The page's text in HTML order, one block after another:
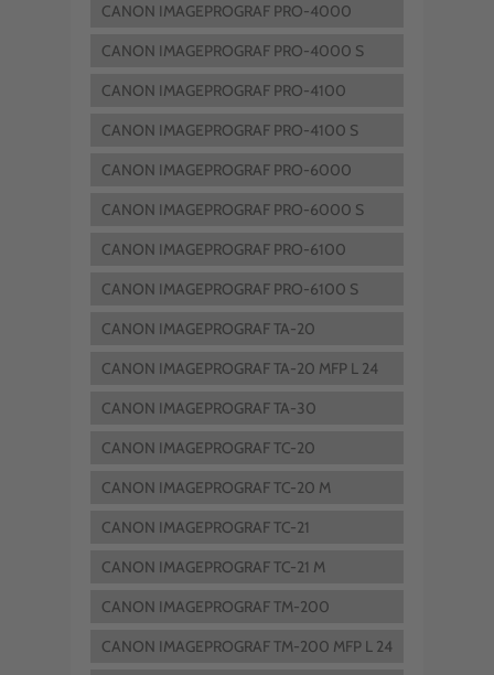
CANON IMAGEPROGRAF PRO-4000
CANON IMAGEPROGRAF PRO-4000 S
CANON IMAGEPROGRAF PRO-4100
CANON IMAGEPROGRAF PRO-4100 S
CANON IMAGEPROGRAF PRO-6000
CANON IMAGEPROGRAF PRO-6000 S
CANON IMAGEPROGRAF PRO-6100
CANON IMAGEPROGRAF PRO-6100 S
CANON IMAGEPROGRAF TA-20
CANON IMAGEPROGRAF TA-20 MFP L 24
EI
CANON IMAGEPROGRAF TA-30
CANON IMAGEPROGRAF TC-20
CANON IMAGEPROGRAF TC-20 M
CANON IMAGEPROGRAF TC-21
CANON IMAGEPROGRAF TC-21 M
CANON IMAGEPROGRAF TM-200
CANON IMAGEPROGRAF TM-200 MFP L 24